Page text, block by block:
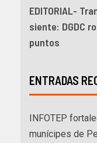
EDITORIAL-
siente: DGDC
puntos
ENTRADAS
INFOTEP
munícipes de